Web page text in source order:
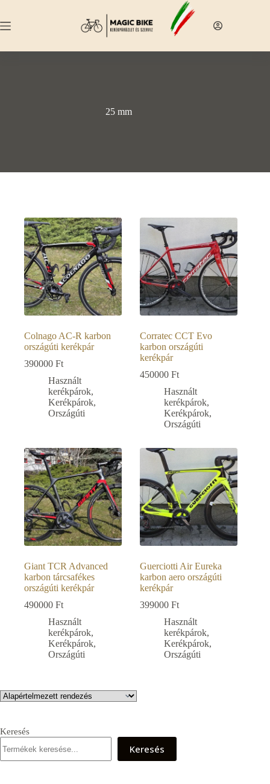
content
25 mm
Colnago AC-R karbon
országúti kerékpár
390000 Ft
Használt
kerékpárok,
Kerékpárok,
Országúti
Corratec CCT Evo
karbon országúti
kerékpár
450000Ft
Használt
kerékpárok,
Kerékpárok,
Országúti
Giant TCR Advanced
karbon tárcsafékes
országúti kerékpár
490000 Ft
Használt
kerékpárok,
Kerékpárok,
Országúti
Guerciotti Air Eureka
karbon aero országúti
kerékpár
399000Ft
Használt
kerékpárok,
Kerékpárok,
Országúti
Keresés
Keresés